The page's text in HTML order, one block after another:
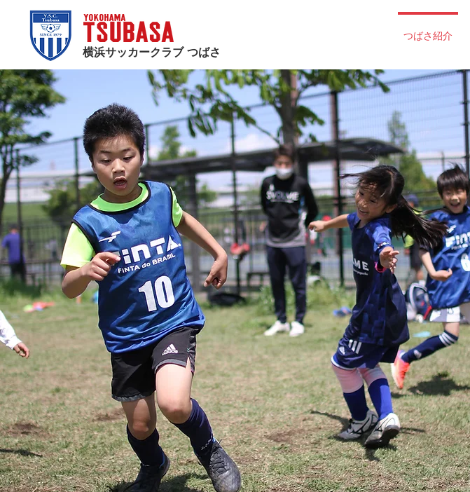
横浜サッカークラブ つばさ
つばさ紹介